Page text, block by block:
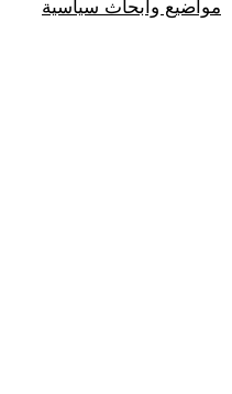
مواضيع وابحاث سياسية